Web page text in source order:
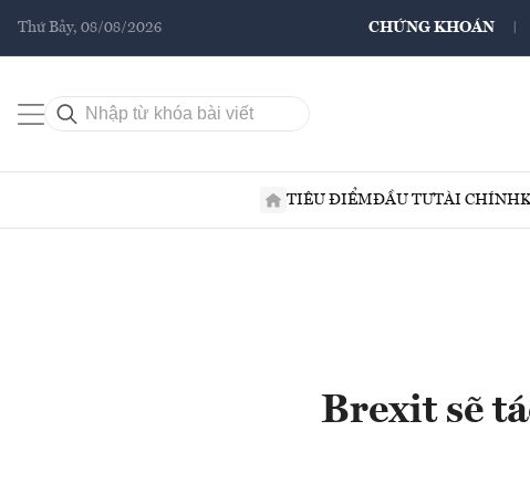
Thứ Bảy, 08/08/2026 CHỨNG KHOÁN
TIÊU ĐIỂMĐẦU TƯTÀI CHÍNH
Brexit sẽ